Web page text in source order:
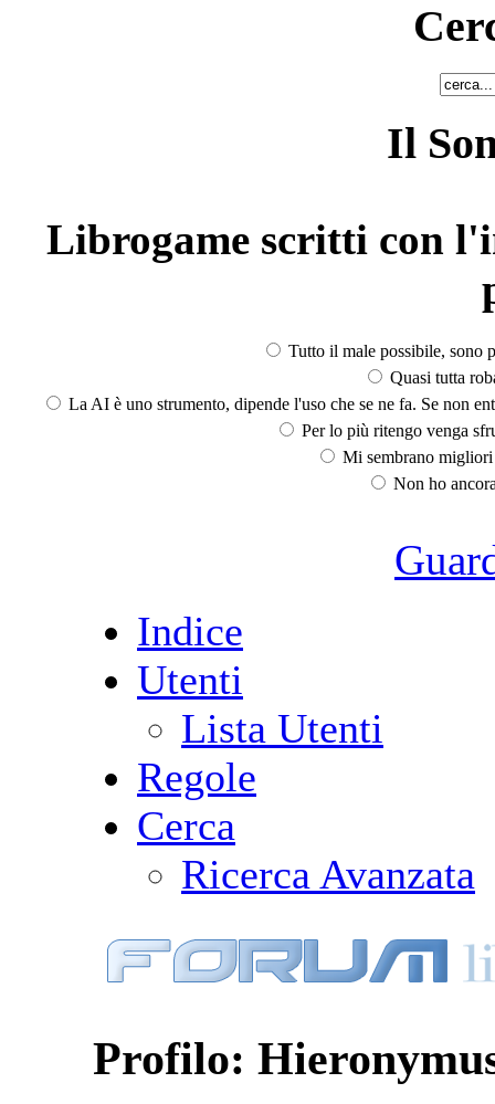
Il
Librogame scritti con
Tutto il male possibile, sono
Quasi tutta
La AI è uno strumento, dipende l'uso che se ne fa. Se non
Per lo più ritengo venga
Mi sembrano
Non ho
Indice
Utenti
Lista Utenti
Regole
Cerca
Ricerca Avanzata
Profilo: